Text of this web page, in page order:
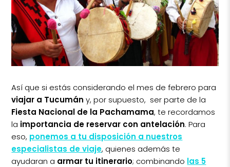
Así que si estás considerando el mes de febrero para
viajar a Tucumán y, por supuesto, ser parte de la
Fiesta Nacional de la Pachamama, te recordamos
la importancia de reservar con antelación. Para
eso, ponemos a tu disposición a nuestros
especialistas de viaje, quienes además te
ayudaran a armar tu itinerario; combinando las 5